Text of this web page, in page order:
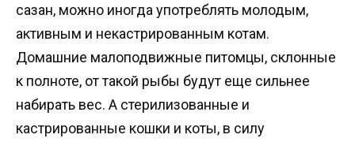
сазан, можно иногда употреблять молодым,
активным и некастрированным котам.
Домашние малоподвижные питомцы, склонные
к полноте, от такой рыбы будут еще сильнее
набирать вес. А стерилизованные и
кастрированные кошки и коты, в силу